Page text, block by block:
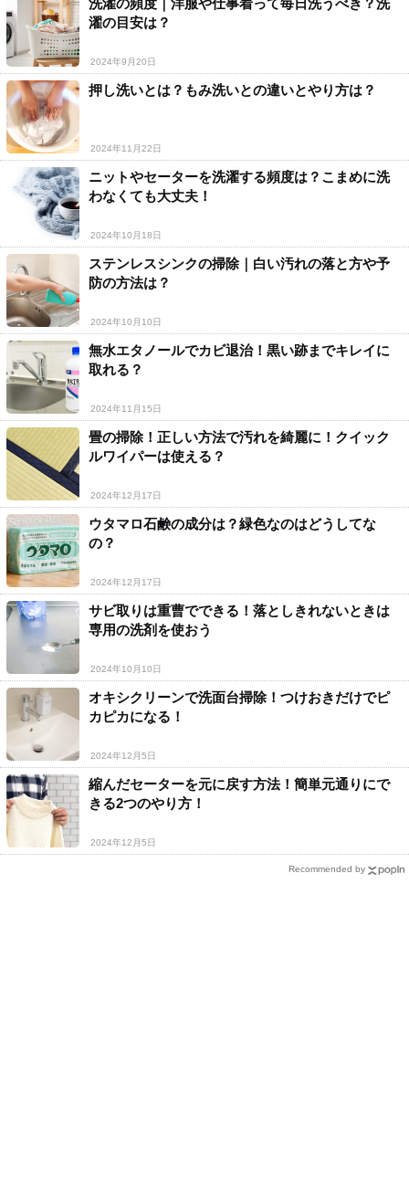
洗濯の頻度｜洋服や仕事着って毎日洗うべき？洗
濯の目安は？
2024年9月20日
押し洗いとは？もみ洗いとの違いとやり方は？
2024年11月22日
ニットやセーターを洗濯する頻度は？こまめに洗
わなくても大丈夫！
2024年10月18日
ステンレスシンクの掃除｜白い汚れの落と方や予
防の方法は？
2024年10月10日
無水エタノールでカビ退治！黒い跡までキレイに
取れる？
2024年11月15日
畳の掃除！正しい方法で汚れを綺麗に！クイック
ルワイパーは使える？
2024年12月17日
ウタマロ石鹸の成分は？緑色なのはどうしてな
の？
2024年12月17日
サビ取りは重曹でできる！落としきれないときは
専用の洗剤を使おう
2024年10月10日
オキシクリーンで洗面台掃除！つけおきだけでピ
カピカになる！
2024年12月5日
縮んだセーターを元に戻す方法！簡単元通りにで
きる2つのやり方！
2024年12月5日
Recommended by